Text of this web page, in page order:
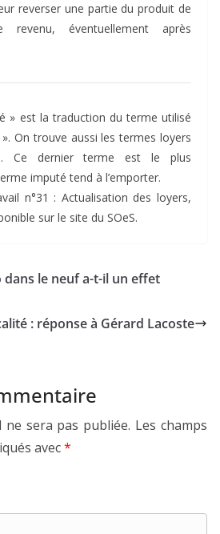
reverser une partie du produit de
éventuellement après
» est la traduction du terme utilisé
On trouve aussi les termes loyers
Ce dernier terme est le plus
imputé tend à l’emporter.
n°31 : Actualisation des loyers,
sur le site du SOeS.
dans le neuf a-t-il un effet
: réponse à Gérard Lacoste
sera pas publiée. Les champs
avec*